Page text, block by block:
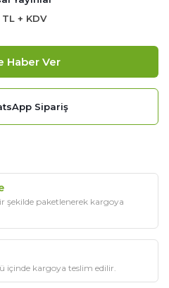
+ KDV
Haber Ver
Sipariş
şekilde paketlenerek kargoya
içinde kargoya teslim edilir.